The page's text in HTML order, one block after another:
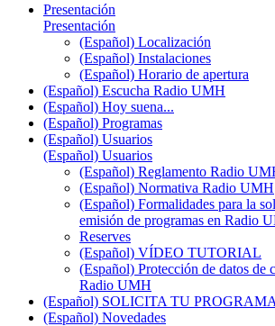
Presentación
Presentación
(Español) Localización
(Español) Instalaciones
(Español) Horario de apertura
(Español) Escucha Radio UMH
(Español) Hoy suena...
(Español) Programas
(Español) Usuarios
(Español) Usuarios
(Español) Reglamento Radio
(Español) Normativa Radio UMH
(Español) Formalidades para la
emisión de programas en Radio
Reserves
(Español) VÍDEO TUTORIAL
(Español) Protección de datos de
Radio UMH
(Español) SOLICITA TU PROGRAMA
(Español) Novedades